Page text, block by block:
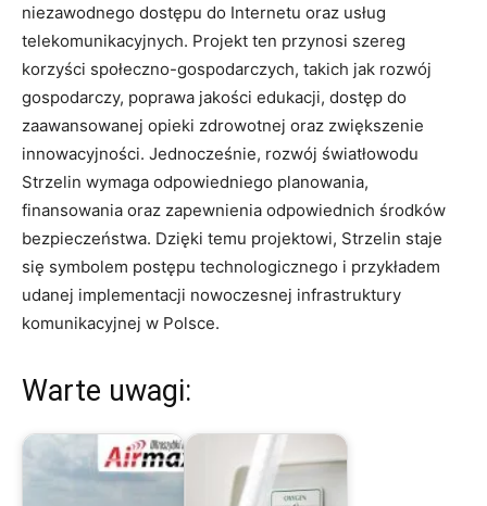
niezawodnego dostępu do Internetu oraz usług
telekomunikacyjnych. Projekt ten przynosi szereg
korzyści społeczno-gospodarczych, takich jak rozwój
gospodarczy, poprawa jakości edukacji, dostęp do
zaawansowanej opieki zdrowotnej oraz zwiększenie
innowacyjności. Jednocześnie, rozwój światłowodu
Strzelin wymaga odpowiedniego planowania,
finansowania oraz zapewnienia odpowiednich środków
bezpieczeństwa. Dzięki temu projektowi, Strzelin staje
się symbolem postępu technologicznego i przykładem
udanej implementacji nowoczesnej infrastruktury
komunikacyjnej w Polsce.
Warte uwagi: